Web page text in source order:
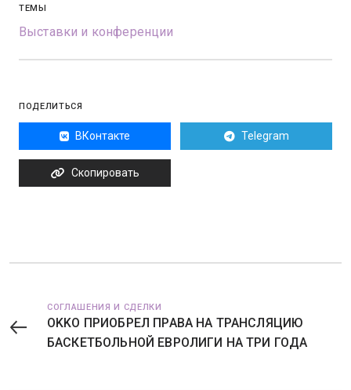
ТЕМЫ
Выставки и конференции
ПОДЕЛИТЬСЯ
ВКонтакте Telegram
Скопировать
СОГЛАШЕНИЯ И СДЕЛКИ
OKKO ПРИОБРЕЛ ПРАВА НА ТРАНСЛЯЦИЮ
БАСКЕТБОЛЬНОЙ ЕВРОЛИГИ НА ТРИ ГОДА